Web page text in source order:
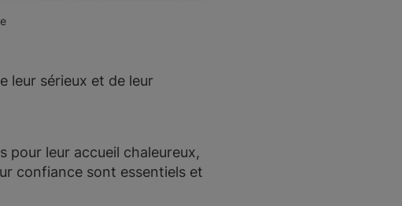
leur sérieux et de leur
pour leur accueil chaleureux,
confiance sont essentiels et